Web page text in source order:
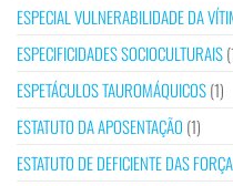
ESPECIAL VULNERABILIDADE DA
ESPECIFICIDADES SOCIOCULTURAIS
ESPETÁCULOS TAUROMÁQUICOS(1)
ESTATUTO DA APOSENTAÇÃO (1)
ESTATUTO DE DEFICIENTE DAS